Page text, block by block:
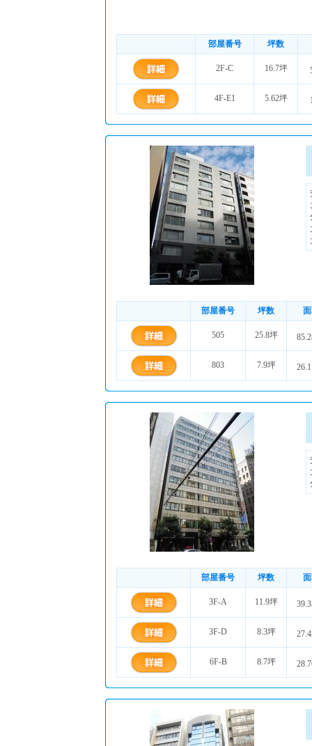
部屋番号 坪数
2F-C 16.7坪
4F-E1 5.62坪
部屋番号 坪数
505 25.8坪
803 7.9坪
部屋番号 坪数
3F-A 11.9坪
3F-D 8.3坪
6F-B 8.7坪